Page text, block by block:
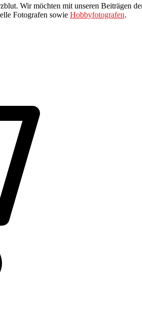
Wir möchten mit unseren Beiträgen
Fotografen sowie Hobbyfotografen.